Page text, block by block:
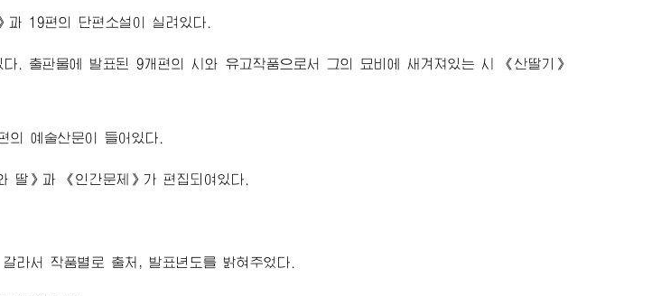
과 19편의 단편소설이 실려있다.
. 출판물에 발표된 9개편의 시와 유고작품으로서 그의 묘비에 새겨져있는 시 《산딸기》
의 예술산문이 들어있다.
딸》과 《인간문제》가 편집되여있다.
라서 작품별로 출처, 발표년도를 밝혀주었다.